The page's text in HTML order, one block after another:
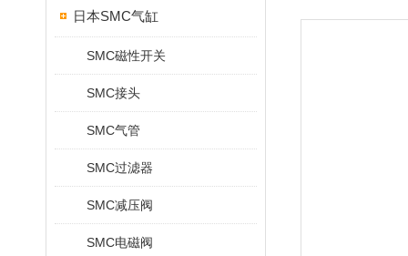
日本SMC气缸
SMC磁性开关
SMC接头
SMC气管
SMC过滤器
SMC减压阀
SMC电磁阀